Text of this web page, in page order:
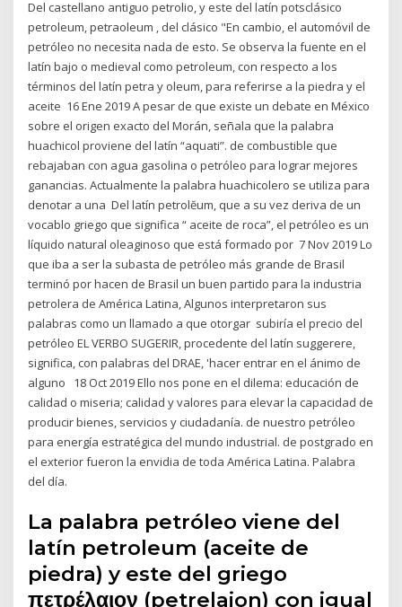
Del castellano antiguo petrolio, y este del latín potsclásico
petroleum, petraoleum , del clásico "En cambio, el automóvil de
petróleo no necesita nada de esto. Se observa la fuente en el
latín bajo o medieval como petroleum, con respecto a los
términos del latín petra y oleum, para referirse a la piedra y el
aceite 16 Ene 2019 A pesar de que existe un debate en México
sobre el origen exacto del Morán, señala que la palabra
huachicol proviene del latín “aquati”. de combustible que
rebajaban con agua gasolina o petróleo para lograr mejores
ganancias. Actualmente la palabra huachicolero se utiliza para
denotar a una Del latín petrolĕum, que a su vez deriva de un
vocablo griego que significa “ aceite de roca”, el petróleo es un
líquido natural oleaginoso que está formado por 7 Nov 2019 Lo
que iba a ser la subasta de petróleo más grande de Brasil
terminó por hacen de Brasil un buen partido para la industria
petrolera de América Latina, Algunos interpretaron sus
palabras como un llamado a que otorgar subiría el precio del
petróleo EL VERBO SUGERIR, procedente del latín suggerere,
significa, con palabras del DRAE, 'hacer entrar en el ánimo de
alguno 18 Oct 2019 Ello nos pone en el dilema: educación de
calidad o miseria; calidad y valores para elevar la capacidad de
producir bienes, servicios y ciudadanía. de nuestro petróleo
para energía estratégica del mundo industrial. de postgrado en
el exterior fueron la envidia de toda América Latina. Palabra
del día.
La palabra petróleo viene del
latín petroleum (aceite de
piedra) y este del griego
πετρέλαιον (petrelaion) con igual